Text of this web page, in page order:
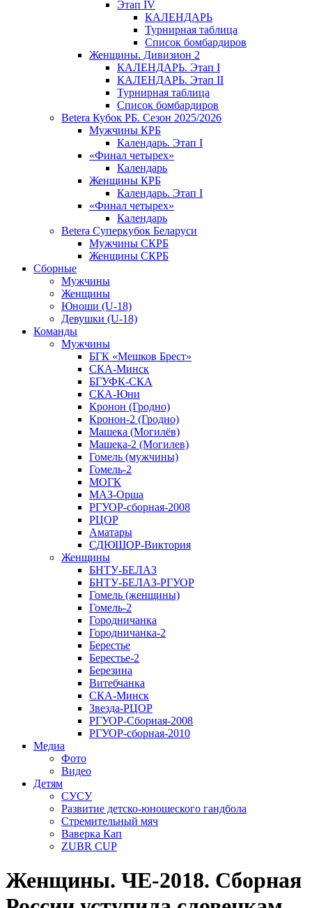
Этап IV
КАЛЕНДАРЬ
Турнирная таблица
Список бомбардиров
Женщины. Дивизион 2
КАЛЕНДАРЬ. Этап I
КАЛЕНДАРЬ. Этап II
Турнирная таблица
Список бомбардиров
Betera Кубок РБ. Сезон 2025/2026
Мужчины КРБ
Календарь. Этап I
«Финал четырех»
Календарь
Женщины КРБ
Календарь. Этап I
«Финал четырех»
Календарь
Betera Суперкубок Беларуси
Мужчины СКРБ
Женщины СКРБ
Сборные
Мужчины
Женщины
Юноши (U-18)
Девушки (U-18)
Команды
Мужчины
БГК «Мешков Брест»
СКА-Минск
БГУФК-СКА
СКА-Юни
Кронон (Гродно)
Кронон-2 (Гродно)
Машека (Могилёв)
Машека-2 (Могилев)
Гомель (мужчины)
Гомель-2
МОГК
МАЗ-Орша
РГУОР-сборная-2008
РЦОР
Аматары
СДЮШОР-Виктория
Женщины
БНТУ-БЕЛАЗ
БНТУ-БЕЛАЗ-РГУОР
Гомель (женщины)
Гомель-2
Городничанка
Городничанка-2
Берестье
Берестье-2
Березина
Витебчанка
СКА-Минск
Звезда-РЦОР
РГУОР-Сборная-2008
РГУОР-сборная-2010
Медиа
Фото
Видео
Детям
СУСУ
Развитие детско-юношеского гандбола
Стремительный мяч
Ваверка Кап
ZUBR CUP
Женщины. ЧЕ-2018. Сборная